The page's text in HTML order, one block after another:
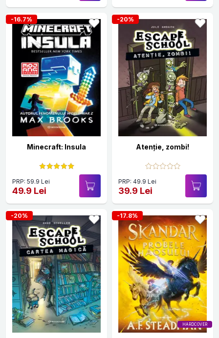
-16.7%
Minecraft: Insula
PRP: 59.9 Lei
49.9 Lei
-20%
Atenție, zombi!
PRP: 49.9 Lei
39.9 Lei
-20%
HARDCOVER
-17.8%